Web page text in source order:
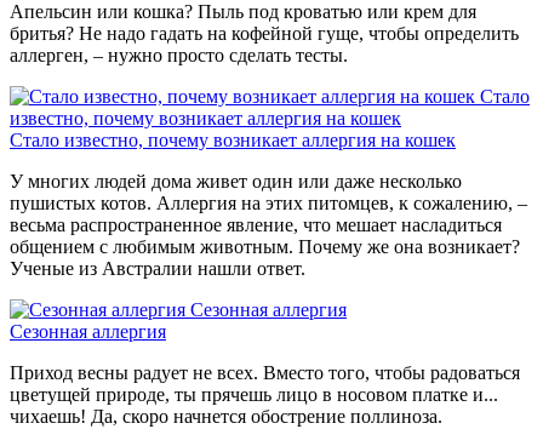
Апельсин или кошка? Пыль под кроватью или крем для
бритья? Не надо гадать на кофейной гуще, чтобы определить
аллерген, – нужно просто сделать тесты.
Стало
известно, почему возникает аллергия на кошек
Стало известно, почему возникает аллергия на кошек
У многих людей дома живет один или даже несколько
пушистых котов. Аллергия на этих питомцев, к сожалению, –
весьма распространенное явление, что мешает насладиться
общением с любимым животным. Почему же она возникает?
Ученые из Австралии нашли ответ.
Сезонная аллергия
Сезонная аллергия
Приход весны радует не всех. Вместо того, чтобы радоваться
цветущей природе, ты прячешь лицо в носовом платке и...
чихаешь! Да, скоро начнется обострение поллиноза.